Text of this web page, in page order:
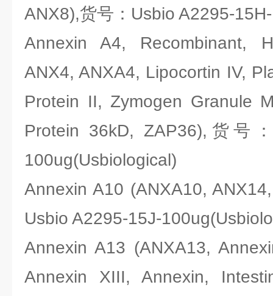
ANX8),货号：Usbio A2295-
Annexin A4, Recombinant,
ANX4, ANXA4, Lipocortin IV,
Protein II, Zymogen Granule
Protein 36kD, ZAP36),货号
100ug(Usbiological)
Annexin A10 (ANXA10,
Usbio A2295-15J-
Annexin A13 (ANXA13,
Annexin XIII, Annexin,